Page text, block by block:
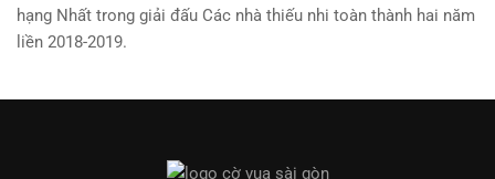
hạng Nhất trong giải đấu Các nhà thiếu nhi toàn thành hai năm
liền 2018-2019.